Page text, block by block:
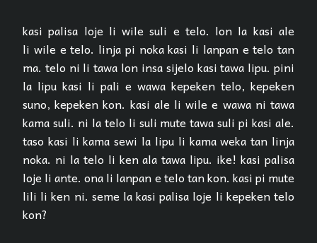
kasi palisa loje li wile suli e telo. lon la kasi ale
li wile e telo. linja pi noka kasi li lanpan e telo tan
ma. telo ni li tawa lon insa sijelo kasi tawa lipu. pini
la lipu kasi li pali e wawa kepeken telo, kepeken
suno, kepeken kon. kasi ale li wile e wawa ni tawa
kama suli. ni la telo li suli mute tawa suli pi kasi ale.
taso kasi li kama sewi la lipu li kama weka tan linja
noka. ni la telo li ken ala tawa lipu. ike! kasi palisa
loje li ante. ona li lanpan e telo tan kon. kasi pi mute
lili li ken ni. seme la kasi palisa loje li kepeken telo
kon?